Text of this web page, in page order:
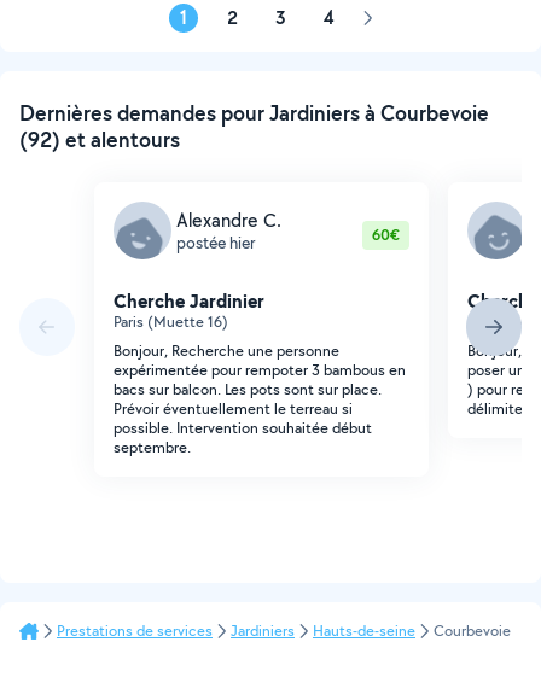
1 2 3 4 Page
Dernières demandes pour Jardiniers à Courbevoie
(92) et alentours
Alexandre C.
postée hier 60€
Cherche Jardinier
Paris (Muette 16)
Bonjour, Recherche une personne
expérimentée pour rempoter 3 bambous en
bacs sur balcon. Les pots sont sur place.
Prévoir éventuellement le terreau si
possible. Intervention souhaitée début
septembre.
Colombes
Bonjour,
poser une
) pour
délimiter
Prestations de services Jardiniers Hauts-de-seine Courbevoie